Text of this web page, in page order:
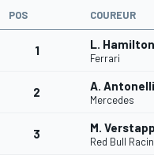
POS COUREUR
1 L. Hamilton
Ferrari
2 A. Antonelli
Mercedes
3 M.
Red Bull